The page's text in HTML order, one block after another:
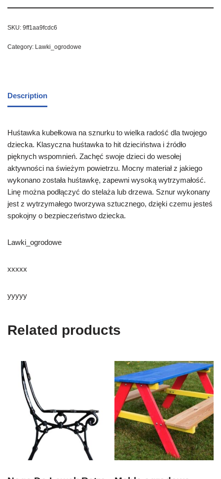
SKU: 9ff1aa9fcdc6
Category: Lawki_ogrodowe
Description
Huśtawka kubełkowa na sznurku to wielka radość dla twojego
dziecka. Klasyczna huśtawka to hit dzieciństwa i źródło
pięknych wspomnień. Zachęć swoje dzieci do wesołej
aktywności na świeżym powietrzu. Mocny materiał z jakiego
wykonano została huśtawkę, zapewni wysoką wytrzymałość.
Linę można podłączyć do stelaża lub drzewa. Sznur wykonany
jest z wytrzymałego tworzywa sztucznego, dzięki czemu jesteś
spokojny o bezpieczeństwo dziecka.
Lawki_ogrodowe
xxxxx
yyyyy
Related products